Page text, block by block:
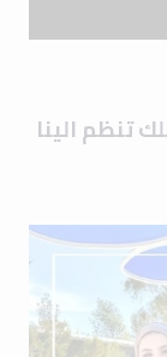
تنظم الينا